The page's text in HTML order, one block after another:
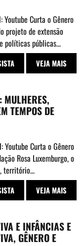
Youtube Curta o Gênero
projeto de extensão
políticas públicas...
VEJA MAIS
MULHERES,
TEMPOS DE
Youtube Curta o Gênero
Rosa Luxemburgo, o
território...
VEJA MAIS
E INFÂNCIAS E
GÊNERO E